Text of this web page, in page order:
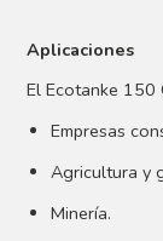
Aplicaciones
El Ecotanke 150
Empresas
Agricultura y
Minería.